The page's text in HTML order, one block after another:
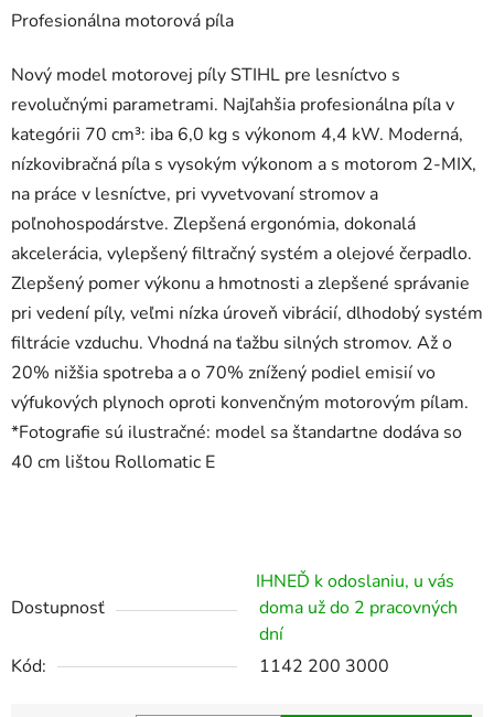
Profesionálna motorová píla
Nový model motorovej píly STIHL pre lesníctvo s
revolučnými parametrami. Najľahšia profesionálna píla v
kategórii 70 cm³: iba 6,0 kg s výkonom 4,4 kW. Moderná,
nízkovibračná píla s vysokým výkonom a s motorom 2-MIX,
na práce v lesníctve, pri vyvetvovaní stromov a
poľnohospodárstve. Zlepšená ergonómia, dokonalá
akcelerácia, vylepšený filtračný systém a olejové čerpadlo.
Zlepšený pomer výkonu a hmotnosti a zlepšené správanie
pri vedení píly, veľmi nízka úroveň vibrácií, dlhodobý systém
filtrácie vzduchu. Vhodná na ťažbu silných stromov. Až o
20% nižšia spotreba a o 70% znížený podiel emisií vo
výfukových plynoch oproti konvenčným motorovým pílam.
*Fotografie sú ilustračné: model sa štandartne dodáva so
40 cm lištou Rollomatic E
Dostupnosť
IHNEĎ k odoslaniu, u vás
doma už do 2 pracovných
dní
Kód:
1142 200 3000